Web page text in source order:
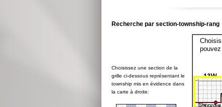
Recherche par section-township-rang
Choisissez une section de la
grille ci-dessous représentant le
township mis en évidence dans
la carte à droite: